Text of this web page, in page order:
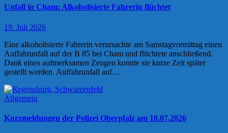
Unfall in Cham: Alkoholisierte Fahrerin flüchtet
19. Juli 2026
Eine alkoholisierte Fahrerin verursachte am Samstagvormittag einen
Auffahrunfall auf der B 85 bei Cham und flüchtete anschließend.
Dank eines aufmerksamen Zeugen konnte sie kurze Zeit später
gestellt werden. Auffahrunfall auf…
Allgemein
Kurzmeldungen der Polizei Oberpfalz am 18.07.2026